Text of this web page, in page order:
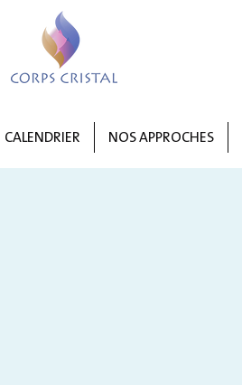
CALENDRIER NOS APPROCHES